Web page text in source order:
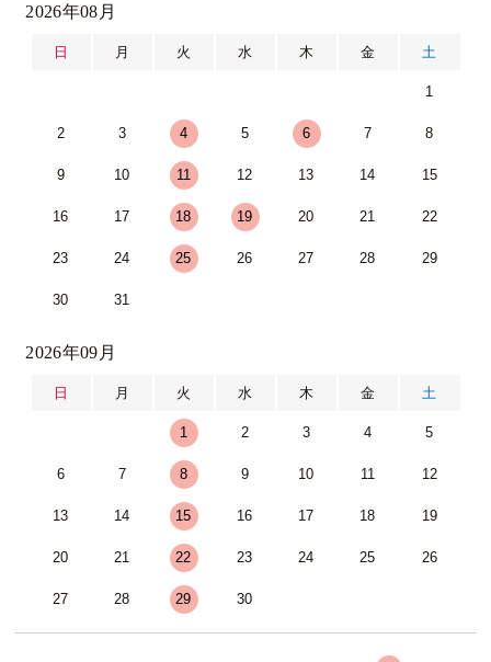
2026年08月
日 月 火 水 木 金 土
1
2 3 4 5 6 7 8
9 10 11 12 13 14 15
16 17 18 19 20 21 22
23 24 25 26 27 28 29
30 31
2026年09月
日 月 火 水 木 金 土
1 2 3 4 5
6 7 8 9 10 11 12
13 14 15 16 17 18 19
20 21 22 23 24 25 26
27 28 29 30